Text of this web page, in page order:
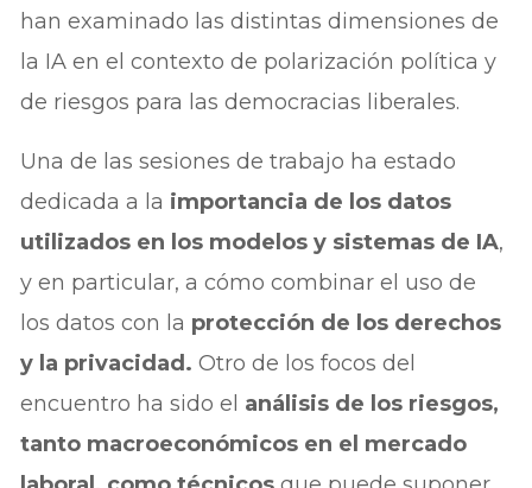
han examinado las distintas dimensiones de
la IA en el contexto de polarización política y
de riesgos para las democracias liberales.
Una de las sesiones de trabajo ha estado
dedicada a la importancia de los datos
utilizados en los modelos y sistemas de IA,
y en particular, a cómo combinar el uso de
los datos con la protección de los derechos
y la privacidad.Otro de los focos del
encuentro ha sido el análisis de los riesgos,
tanto macroeconómicos en el mercado